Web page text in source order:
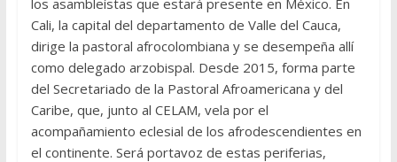
Cali, la capital del departamento de Valle del Cauca,
dirige la pastoral afrocolombiana y se desempeña allí
como delegado arzobispal. Desde 2015, forma parte
del Secretariado de la Pastoral Afroamericana y del
Caribe, que, junto al CELAM, vela por el
acompañamiento eclesial de los afrodescendientes en
el continente. Será portavoz de estas periferias,